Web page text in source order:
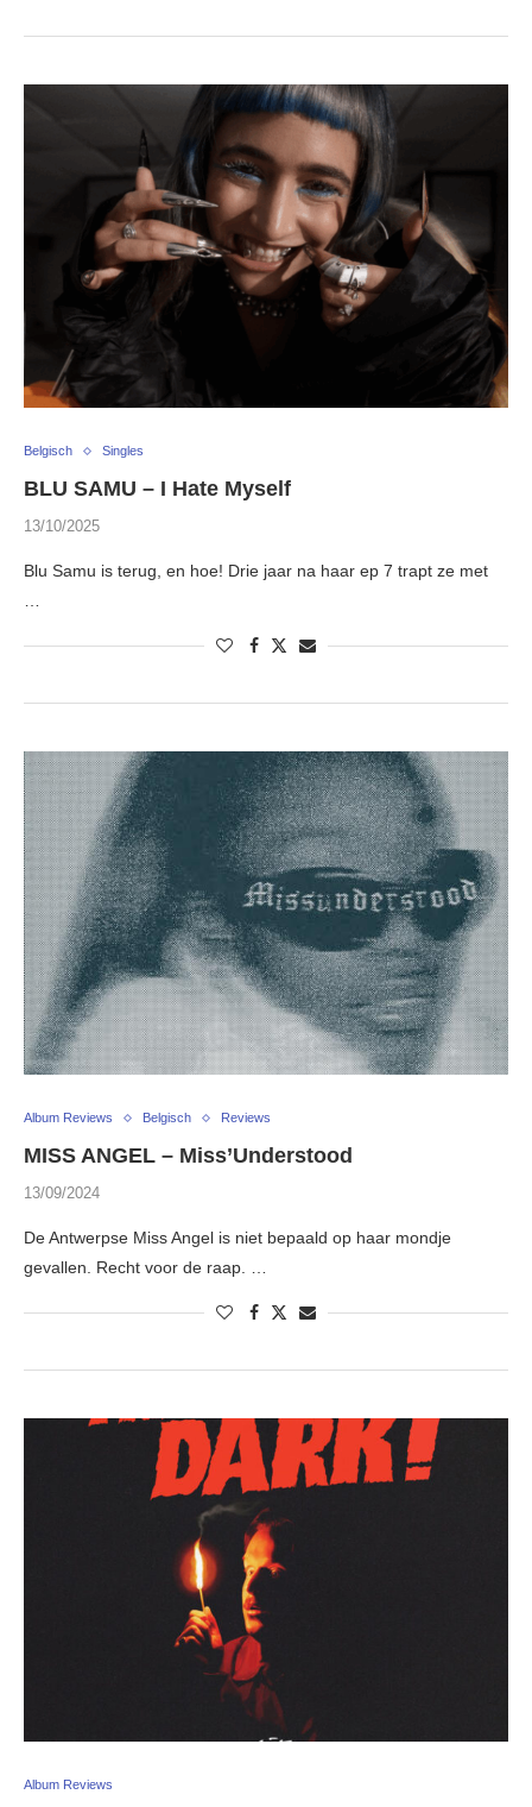
Belgisch Singles
BLU SAMU – I Hate Myself
13/10/2025
Blu Samu is terug, en hoe! Drie jaar na haar ep 7 trapt ze met
…
Album Reviews Belgisch Reviews
MISS ANGEL – Miss’Understood
13/09/2024
De Antwerpse Miss Angel is niet bepaald op haar mondje
gevallen. Recht voor de raap. …
Album Reviews